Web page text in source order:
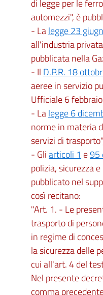
di legge per le
automezzi", è
- Lalegge 23
all'industria
pubblicata nella
- Il D.P.R. 18
aeree in servizio
Ufficiale 6
- Lalegge 6
norme in materia
servizi di
- Gliarticoli 1 e95
polizia, sicurezza
pubblicato nel
così recitano:
"Art. 1. - Le
trasporto di
in regime di
la sicurezza delle
cui all'art. 4 del
Nel presente
comma